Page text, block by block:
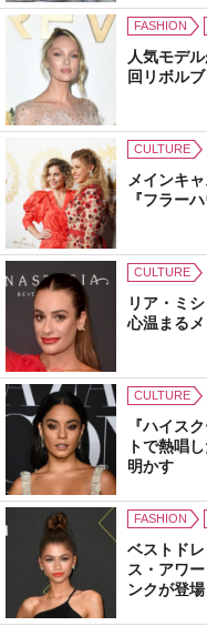
FASHION
人気モデ
回リボル
CULTURE
メインキ
『フラー
CULTURE
リア・ミ
心温まる
CULTURE
『ハイス
トで熱唱
明かす
FASHION
ベストド
ス・アワ
ンクが登場